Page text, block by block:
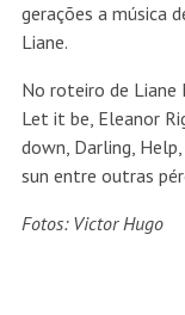
gerações a música
Liane.
No roteiro de Liane
Let it be, Eleanor
down, Darling,
sun entre outras
Fotos: Victor Hugo